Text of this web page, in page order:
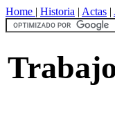
Home | Historia | Actas |